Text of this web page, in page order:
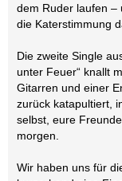
dem Ruder laufen –
die Katerstimmung
Die zweite Single
unter Feuer“ knallt
Gitarren und einer
zurück katapultiert,
selbst, eure
morgen.
Wir haben uns für